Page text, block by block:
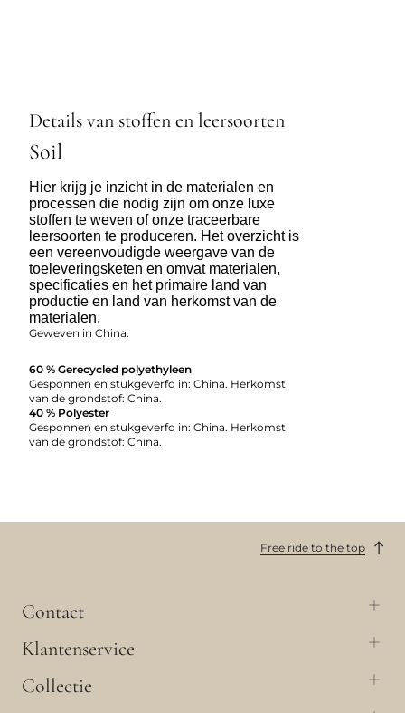
Details van stoffen en leersoorten
Soil
Hier krijg je inzicht in de materialen en
processen die nodig zijn om onze luxe
stoffen te weven of onze traceerbare
leersoorten te produceren. Het overzicht is
een vereenvoudigde weergave van de
toeleveringsketen en omvat materialen,
specificaties en het primaire land van
productie en land van herkomst van de
materialen.
Geweven in China.
60 % Gerecycled polyethyleen
Gesponnen en stukgeverfd in: China. Herkomst
van de grondstof: China.
40 % Polyester
Gesponnen en stukgeverfd in: China. Herkomst
van de grondstof: China.
Free ride to the top
Contact
Klantenservice
Collectie